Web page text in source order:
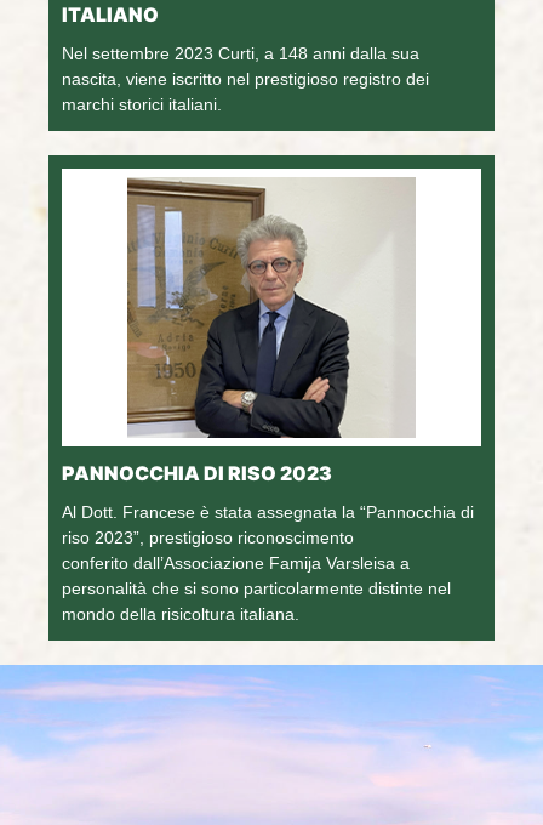
ITALIANO
Nel settembre 2023 Curti, a 148 anni dalla sua
nascita, viene iscritto nel prestigioso registro dei
marchi storici italiani.
PANNOCCHIA DI RISO 2023
Al Dott. Francese è stata assegnata la “Pannocchia di
riso 2023”, prestigioso riconoscimento
conferito dall’Associazione Famija Varsleisa a
personalità che si sono particolarmente distinte nel
mondo della risicoltura italiana.